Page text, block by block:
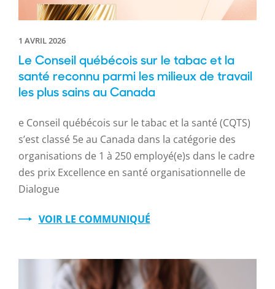
1 AVRIL 2026
Le Conseil québécois sur le tabac et la
santé reconnu parmi les milieux de travail
les plus sains au Canada
e Conseil québécois sur le tabac et la santé (CQTS)
s’est classé 5e au Canada dans la catégorie des
organisations de 1 à 250 employé(e)s dans le cadre
des prix Excellence en santé organisationnelle de
Dialogue
VOIR LE COMMUNIQUÉ